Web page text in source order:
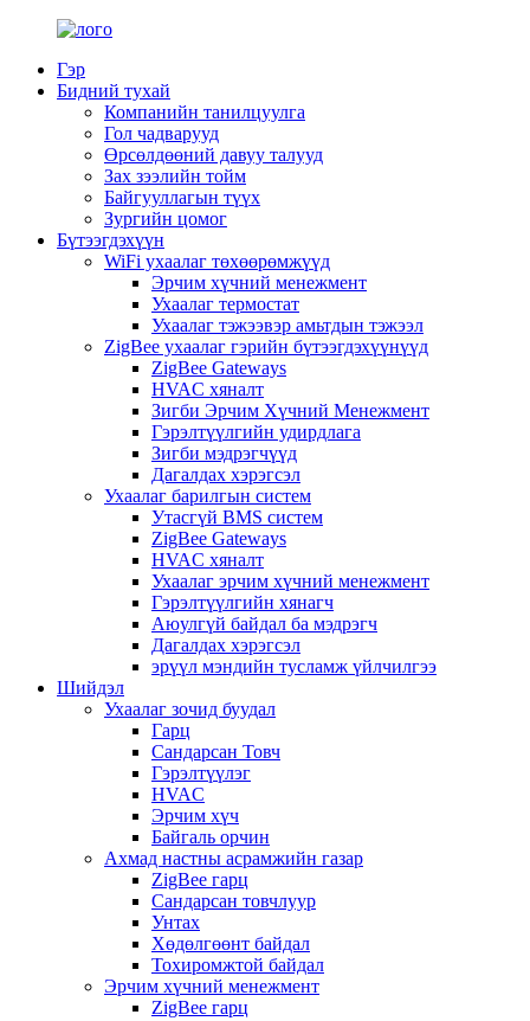
Гэр
Бидний тухай
Компанийн танилцуулга
Гол чадварууд
Өрсөлдөөний давуу талууд
Зах зээлийн тойм
Байгууллагын түүх
Зургийн цомог
Бүтээгдэхүүн
WiFi ухаалаг төхөөрөмжүүд
Эрчим хүчний менежмент
Ухаалаг термостат
Ухаалаг тэжээвэр амьтдын тэжээл
ZigBee ухаалаг гэрийн бүтээгдэхүүнүүд
ZigBee Gateways
HVAC хяналт
Зигби Эрчим Хүчний Менежмент
Гэрэлтүүлгийн удирдлага
Зигби мэдрэгчүүд
Дагалдах хэрэгсэл
Ухаалаг барилгын систем
Утасгүй BMS систем
ZigBee Gateways
HVAC хяналт
Ухаалаг эрчим хүчний менежмент
Гэрэлтүүлгийн хянагч
Аюулгүй байдал ба мэдрэгч
Дагалдах хэрэгсэл
эрүүл мэндийн тусламж үйлчилгээ
Шийдэл
Ухаалаг зочид буудал
Гарц
Сандарсан Товч
Гэрэлтүүлэг
HVAC
Эрчим хүч
Байгаль орчин
Ахмад настны асрамжийн газар
ZigBee гарц
Сандарсан товчлуур
Унтах
Хөдөлгөөнт байдал
Тохиромжтой байдал
Эрчим хүчний менежмент
ZigBee гарц